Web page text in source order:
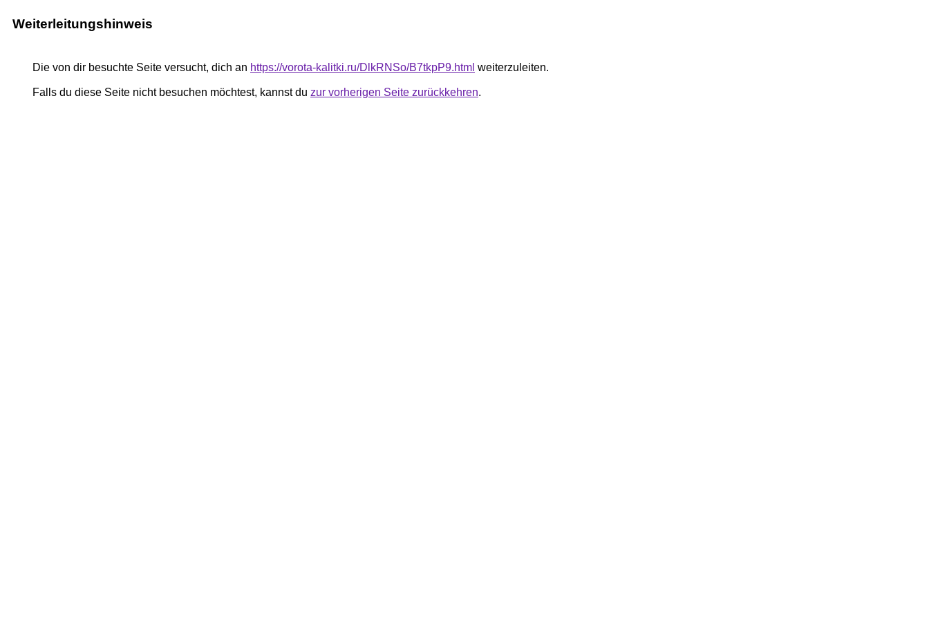
Weiterleitungshinweis
Die von dir besuchte Seite versucht, dich an https://vorota-kalitki.ru/DlkRNSo/B7tkpP9.html weiterzuleiten.
Falls du diese Seite nicht besuchen möchtest, kannst du zur vorherigen Seite zurückkehren.